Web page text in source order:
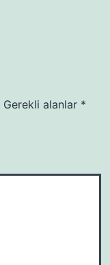
Gerekli alanlar *